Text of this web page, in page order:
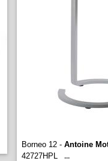
Borneo 12 - Antoine
42727HPL
...